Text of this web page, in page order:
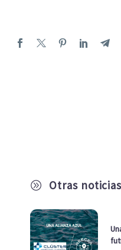
A Otras noticias